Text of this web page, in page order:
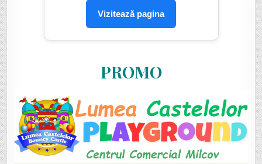
Vizitează pagina
PROMO